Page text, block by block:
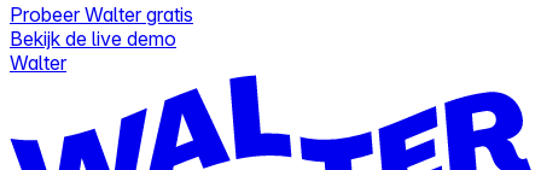
Probeer Walter gratis
Bekijk de live demo
Walter